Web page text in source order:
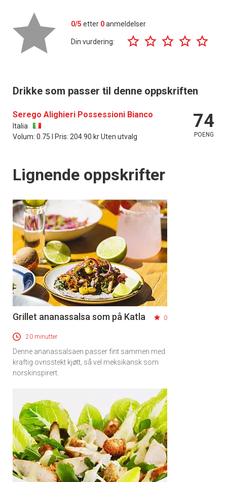
0/5 etter 0anmeldelser
Din vurdering:
Drikke som passer til denne oppskriften
Serego Alighieri Possessioni Bianco
Italia
Volum: 0.75 l Pris: 204.90 kr Uten utvalg
74
POENG
Lignende oppskrifter
Grillet ananassalsa som på Katla 0
20 minutter
Denne ananassalsaen passer fint sammen med
kraftig ovnsstekt kjøtt, så vel meksikansk som
norskinspirert.